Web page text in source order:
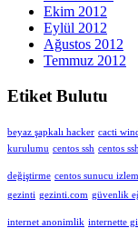
Ekim 2012
Eylül 2012
Ağustos 2012
Temmuz 2012
Etiket Bulutu
beyaz şapkalı hacker cacti
kurulumu centos ssh centos
değiştirme centos sunucu
gezinti gezinti.com güvenlik
internet anonimlik internette